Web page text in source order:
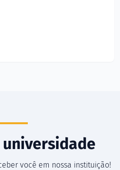
universidade
você em nossa instituição!